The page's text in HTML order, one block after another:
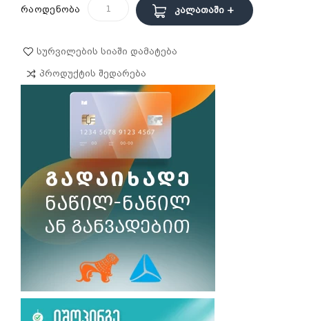
რაოდენობა Კალათაში +
Სურვილების Სიაში Დამატება
Პროდუქტის Შედარება